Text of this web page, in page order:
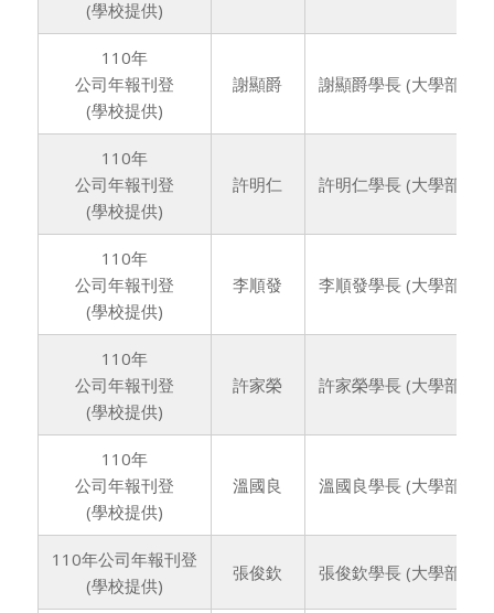
(學校提供)
110年
公司年報刊登
(學校提供)
謝顯爵 謝顯爵學長 (大學部71
110年
公司年報刊登
(學校提供)
許明仁 許明仁學長 (大學部71
110年
公司年報刊登
(學校提供)
李順發 李順發學長 (大學部72
110年
公司年報刊登
(學校提供)
許家榮 許家榮學長 (大學部74
110年
公司年報刊登
(學校提供)
溫國良 溫國良學長 (大學部74
110年公司年報刊登
(學校提供)
張俊欽 張俊欽學長 (大學部74